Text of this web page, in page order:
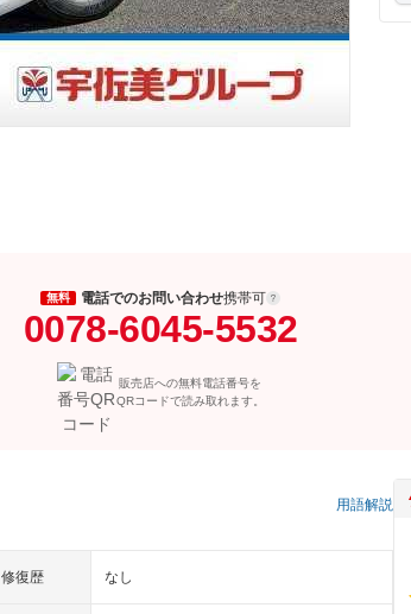
無料 電話でのお問い合わせ携帯可
0078-6045-5532
販売店への無料電話番号を
QRコードで読み取れます。
用語解説
修復歴 なし